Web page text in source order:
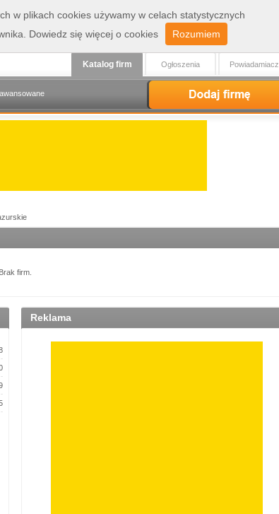
Zaloguj
Powiadamiacz
Ogłoszenia
Katalog firm
Brak firm.
Reklama
w plikach cookies używamy w celach statystycznych
Dowiedz się więcej o cookies Rozumiem